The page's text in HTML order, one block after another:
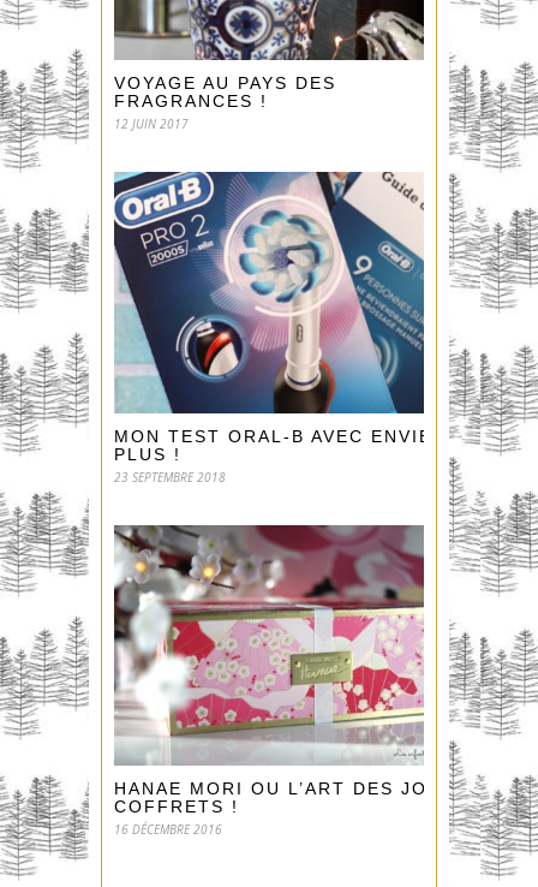
VOYAGE AU PAYS DES
FRAGRANCES !
12 JUIN 2017
MON TEST ORAL-B AVEC ENVIE DE
PLUS !
23 SEPTEMBRE 2018
HANAE MORI OU L’ART DES JOLIS
COFFRETS !
16 DÉCEMBRE 2016